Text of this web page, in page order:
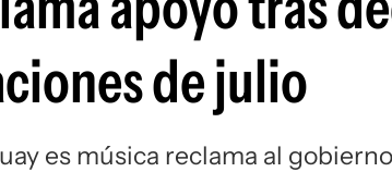
de julio
es música reclama al gobierno